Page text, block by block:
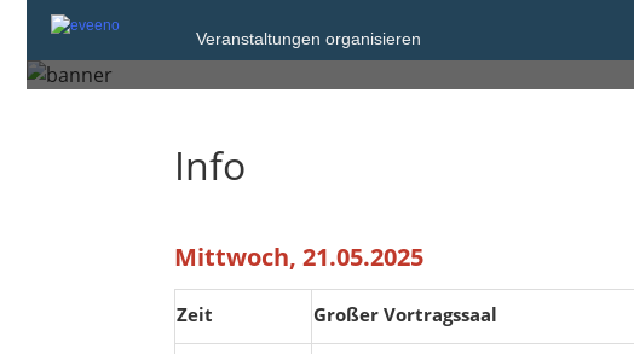
Veranstaltungen organisieren
Neumünster
Info
Mittwoch, 21.05.2025
Zeit Großer Vortragssaal